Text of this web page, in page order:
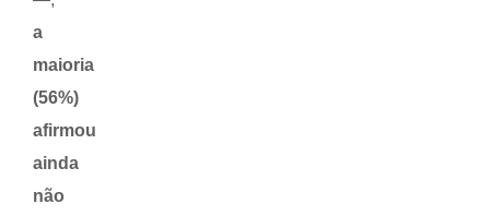
a
maioria
(56%)
afirmou
ainda
não